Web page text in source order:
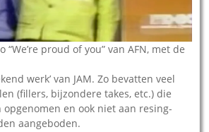
proud of you” van AFN, met de
werk’ van JAM. Zo bevatten veel
(fillers, bijzondere takes, etc.) die
opgenomen en ook niet aan resing-
aangeboden.